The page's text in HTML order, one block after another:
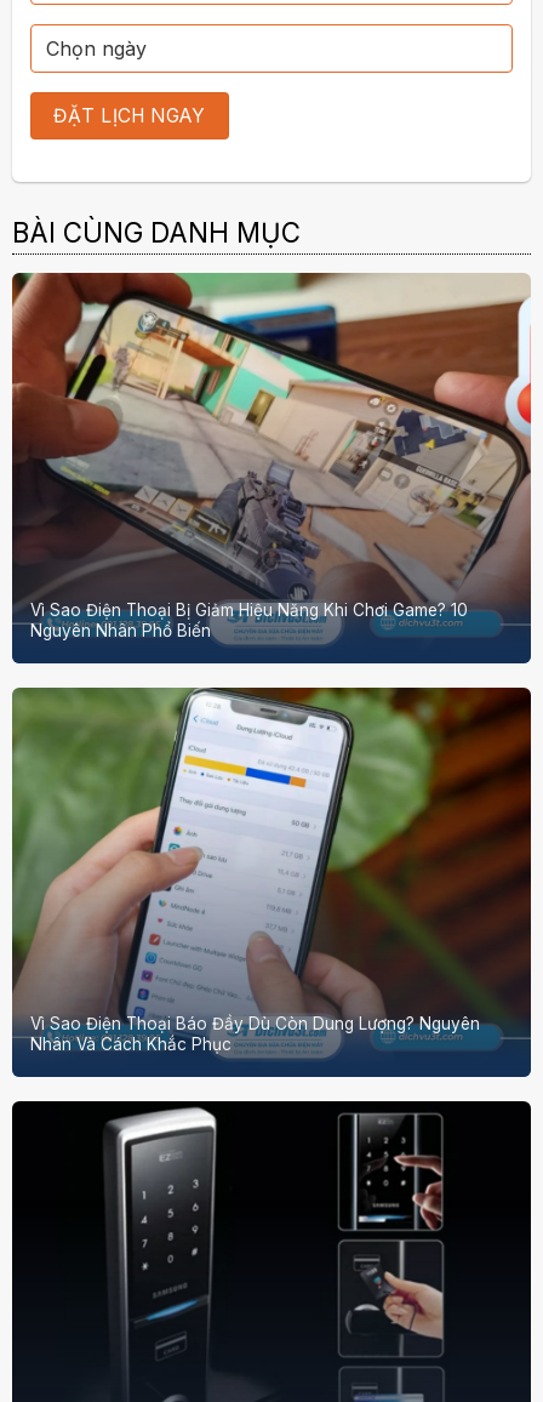
BÀI CÙNG DANH MỤC
Vì Sao Điện Thoại Bị Giảm Hiệu Năng Khi Chơi Game? 10
Nguyên Nhân Phổ Biến
Vì Sao Điện Thoại Báo Đầy Dù Còn Dung Lượng? Nguyên
Nhân Và Cách Khắc Phục